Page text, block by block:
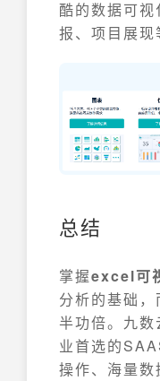
酷的数据可
报、项目展现
总结
掌握excel可
分析的基础
半功倍。九
业首选的
操作、海量